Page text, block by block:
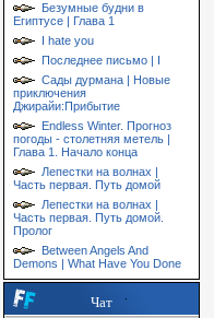
Безумные будни в
Египтусе | Глава 1
I hate you
Последнее письмо | I
Сады дурмана | Новые
приключения
Джирайи:Прибытие
Endless Winter. Прогноз
погоды - столетняя метель |
Глава 1. Начало конца
Лепестки на волнах |
Часть первая. Путь домой
Лепестки на волнах |
Часть первая. Путь домой.
Пролог
Between Angels And
Demons | What Have You Done
Чат